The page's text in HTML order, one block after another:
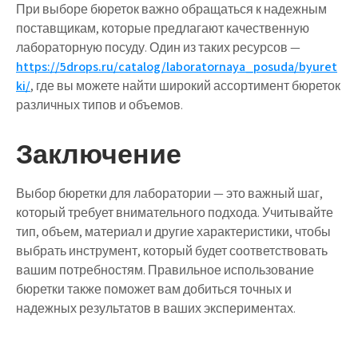
При выборе бюреток важно обращаться к надежным
поставщикам, которые предлагают качественную
лабораторную посуду. Один из таких ресурсов —
https://5drops.ru/catalog/laboratornaya_posuda/byuret
ki/, где вы можете найти широкий ассортимент бюреток
различных типов и объемов.
Заключение
Выбор бюретки для лаборатории — это важный шаг,
который требует внимательного подхода. Учитывайте
тип, объем, материал и другие характеристики, чтобы
выбрать инструмент, который будет соответствовать
вашим потребностям. Правильное использование
бюретки также поможет вам добиться точных и
надежных результатов в ваших экспериментах.